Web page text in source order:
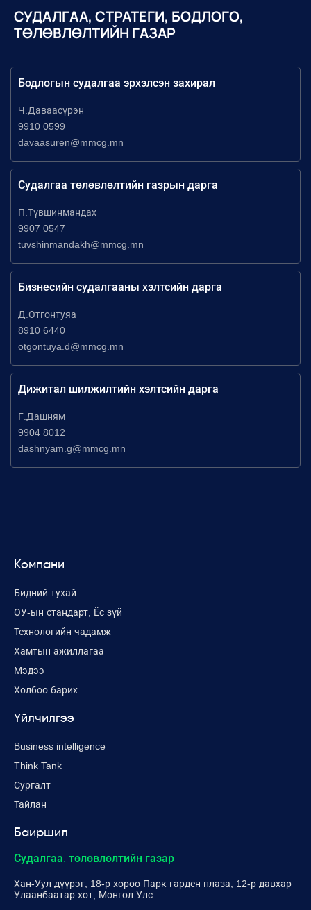
СУДАЛГАА, СТРАТЕГИ, БОДЛОГО,
ТӨЛӨВЛӨЛТИЙН ГАЗАР
Бодлогын судалгаа эрхэлсэн захирал
Ч.Даваасүрэн
9910 0599
davaasuren@mmcg.mn
Судалгаа төлөвлөлтийн газрын дарга
П.Түвшинмандах
9907 0547
tuvshinmandakh@mmcg.mn
Бизнесийн судалгааны хэлтсийн дарга
Д.Отгонтуяа
8910 6440
otgontuya.d@mmcg.mn
Дижитал шилжилтийн хэлтсийн дарга
Г.Дашням
9904 8012
dashnyam.g@mmcg.mn
Компани
Бидний тухай
ОУ-ын стандарт, Ёс зүй
Технологийн чадамж
Хамтын ажиллагаа
Мэдээ
Холбоо барих
Үйлчилгээ
Business intelligence
Think Tank
Сургалт
Тайлан
Байршил
Судалгаа, төлөвлөлтийн газар
Хан-Уул дүүрэг, 18-р хороо Парк гарден плаза, 12-р давхар
Улаанбаатар хот, Монгол Улс